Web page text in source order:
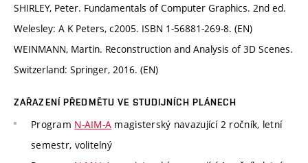
SHIRLEY, Peter. Fundamentals of Computer Graphics. 2nd ed.
Welesley: A K Peters, c2005. ISBN 1-56881-269-8. (EN)
WEINMANN, Martin. Reconstruction and Analysis of 3D Scenes.
Switzerland: Springer, 2016. (EN)
ZAŘAZENÍ PŘEDMĚTU VE STUDIJNÍCH PLÁNECH
Program N-AIM-A magisterský navazující 2 ročník, letní
semestr, volitelný